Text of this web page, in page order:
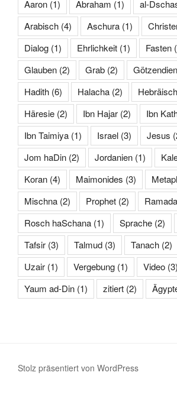
Aaron (1) Abraham (1) al-
Arabisch (4) Aschura (1)
Dialog (1) Ehrlichkeit (1) Fasten
Glauben (2) Grab (2)
Hadith (6) Halacha (2) Hebräisch
Häresie (2) Ibn Hajar (2) Ibn
Ibn Taimiya (1) Israel (3) Jesus
Jom haDin (2) Jordanien (1)
Koran (4) Maimonides (3)
Mischna (2) Prophet (2)
Rosch haSchana (1) Sprache (2)
Tafsir (3) Talmud (3) Tanach (2)
Uzair (1) Vergebung (1) Video (3)
Yaum ad-Din (1) zitiert (2)
Stolz präsentiert von WordPress